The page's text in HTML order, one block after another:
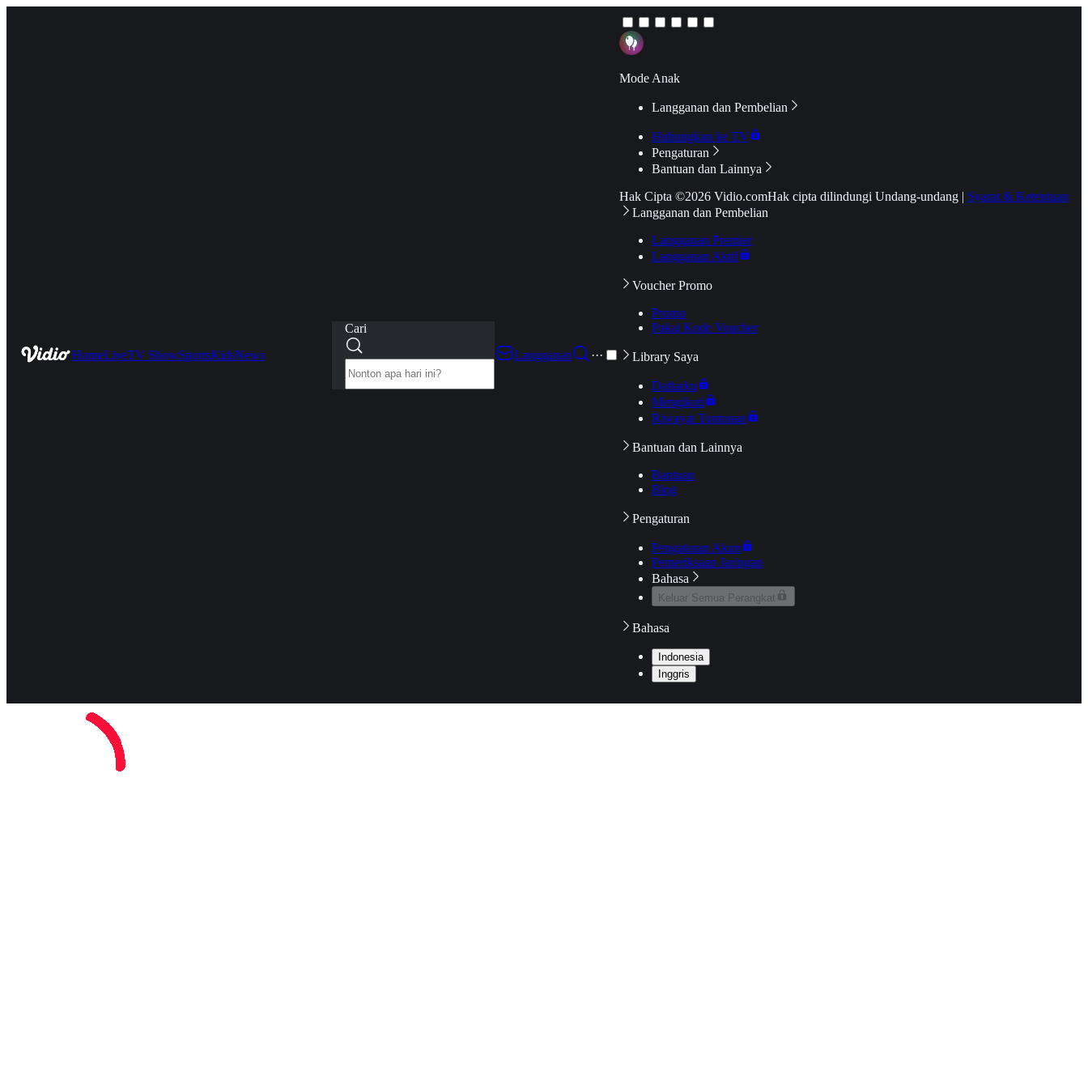
HomeLiveTV ShowSportsKidsNews
Cari
Langganan
···
Mode Anak
Langganan dan Pembelian
Hubungkan ke TV
Pengaturan
Bantuan dan Lainnya
Hak Cipta ©2026 Vidio.comHak cipta dilindungi Undang-undang | Syarat & Ketentuan
Langganan dan Pembelian
Langganan Premier
Langganan Aktif
Voucher Promo
Promo
Pakai Kode Voucher
Library Saya
Daftarku
Mengikuti
Riwayat Tontonan
Bantuan dan Lainnya
Bantuan
Blog
Pengaturan
Pengaturan Akun
Pemeriksaan Jaringan
Bahasa
Keluar Semua Perangkat
Bahasa
Indonesia
Inggris